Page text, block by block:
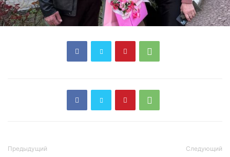
Предыдущий Следующий